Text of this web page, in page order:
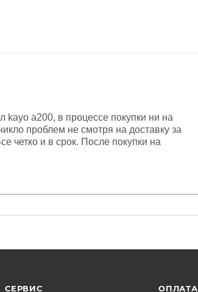
kayo a200, в процессе покупки ни на
проблем не смотря на доставку за
четко и в срок. После покупки на
0, при этом представители магазина
и в итоге проблема была решена.
о небезразличии к клиенту после
СЕРВИС ОПЛАТА